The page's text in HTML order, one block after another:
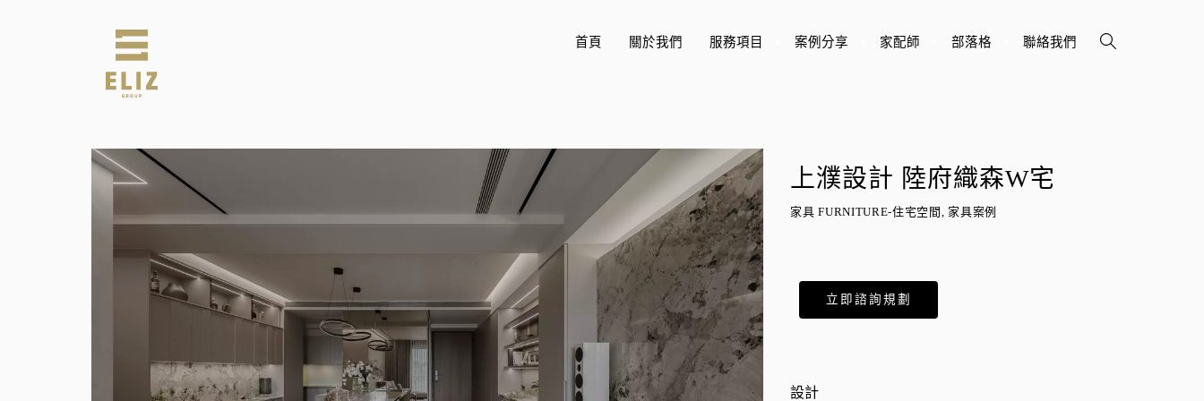
首頁 關於我們 服務項目 案例分享 家配師 部落格 聯絡我們
上濮設計 陸府織森W宅
家具 FURNITURE-住宅空間, 家具案例
立即諮詢規劃
設計